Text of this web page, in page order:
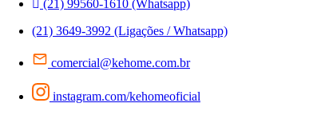
(21) 99560-1610 (Whatsapp)
(21) 3649-3992 (Ligações / Whatsapp)
comercial@kehome.com.br
instagram.com/kehomeoficial